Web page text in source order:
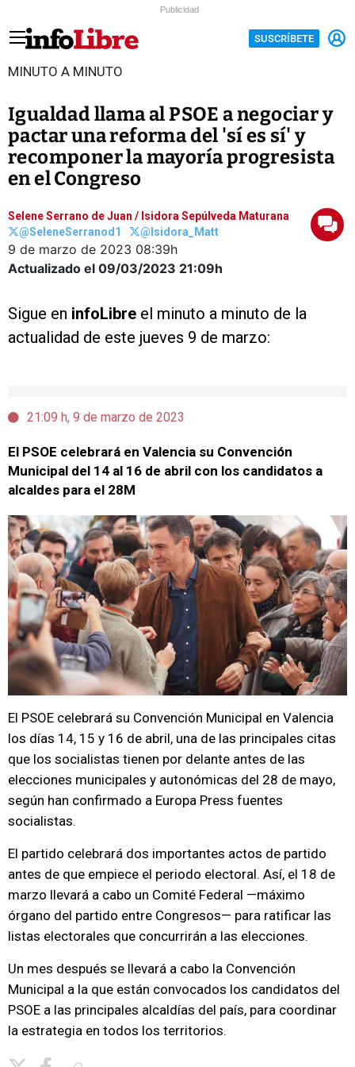
Publicidad
SUSCRÍBETE
MINUTO A MINUTO
Igualdad llama al PSOE a negociar y
pactar una reforma del 'sí es sí' y
recomponer la mayoría progresista
en el Congreso
Selene Serrano de Juan / Isidora Sepúlveda Maturana
@SeleneSerranod1
@Isidora_Matt
9 de marzo de 2023 08:39h
Actualizado el 09/03/2023 21:09h
Sigue en infoLibre el minuto a minuto de la
actualidad de este jueves 9 de marzo:
21:09 h, 9 de marzo de 2023
El PSOE celebrará en Valencia su Convención
Municipal del 14 al 16 de abril con los candidatos a
alcaldes para el 28M
El PSOE celebrará su Convención Municipal en Valencia
los días 14, 15 y 16 de abril, una de las principales citas
que los socialistas tienen por delante antes de las
elecciones municipales y autonómicas del 28 de mayo,
según han confirmado a Europa Press fuentes
socialistas.
El partido celebrará dos importantes actos de partido
antes de que empiece el periodo electoral. Así, el 18 de
marzo llevará a cabo un Comité Federal —máximo
órgano del partido entre Congresos— para ratificar las
listas electorales que concurrirán a las elecciones.
Un mes después se llevará a cabo la Convención
Municipal a la que están convocados los candidatos del
PSOE a las principales alcaldías del país, para coordinar
la estrategia en todos los territorios.